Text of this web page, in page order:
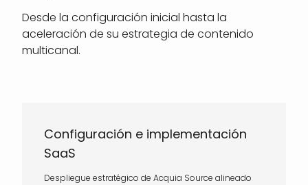
Desde la configuración inicial hasta la
aceleración de su estrategia de contenido
multicanal.
Configuración e implementación
SaaS
Despliegue estratégico de Acquia Source alineado